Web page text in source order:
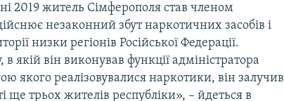
2019 житель Сімферополя став членом
незаконний збут наркотичних засобів і
низки регіонів Російської Федерації.
якій він виконував функції адміністратора
якого реалізовувалися наркотики, він залучив
ще трьох жителів республіки», – йдеться в